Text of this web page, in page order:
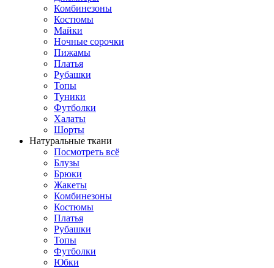
Комбинезоны
Костюмы
Майки
Ночные сорочки
Пижамы
Платья
Рубашки
Топы
Туники
Футболки
Халаты
Шорты
Натуральные ткани
Посмотреть всё
Блузы
Брюки
Жакеты
Комбинезоны
Костюмы
Платья
Рубашки
Топы
Футболки
Юбки